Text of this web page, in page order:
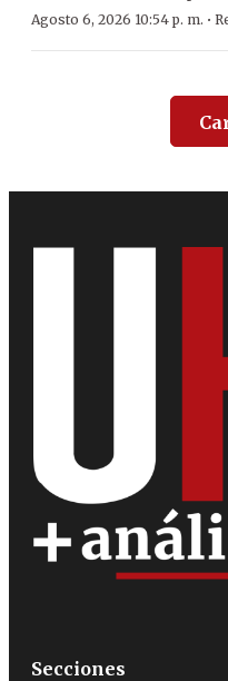
Agosto 6, 2026 10:54 p. m. ·
Secciones